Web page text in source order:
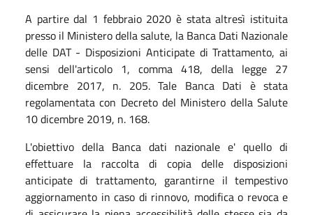
A partire dal 1 febbraio 2020 è stata altresì istituita
presso il Ministero della salute, la Banca Dati Nazionale
delle DAT - Disposizioni Anticipate di Trattamento, ai
sensi dell'articolo 1, comma 418, della legge 27
dicembre 2017, n. 205. Tale Banca Dati è stata
regolamentata con Decreto del Ministero della Salute
10 dicembre 2019, n. 168.
L'obiettivo della Banca dati nazionale e' quello di
effettuare la raccolta di copia delle disposizioni
anticipate di trattamento, garantirne il tempestivo
aggiornamento in caso di rinnovo, modifica o revoca e